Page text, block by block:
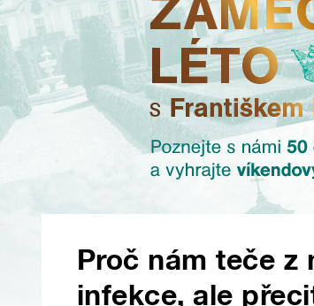
Proč nám teče z
infekce, ale